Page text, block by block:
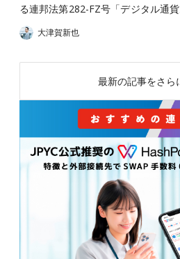
る連邦法第282-FZ号「デジタル通
大津賀新也
最新の記事をさら